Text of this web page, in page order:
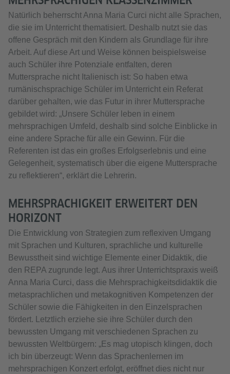
Natürlich beherrscht Anna Maria Curci nicht alle Sprachen,
die sie im Unterricht thematisiert. Deshalb nutzt sie das
offene Gespräch mit den Kindern als Grundlage für ihre
Arbeit. Auf diese Art und Weise können beispielsweise
auch Schüler ihre Potenziale entfalten, deren
Muttersprache nicht Italienisch ist: So haben etwa
rumänischsprachige Schüler im Unterricht ein Referat
darüber gehalten, wie das Futur in ihrer Muttersprache
gebildet wird: „Unsere Schüler leben in einem
mehrsprachigen Umfeld, deshalb sind solche Einblicke in
eine andere Sprache für alle ein Gewinn. Für die
Referenten ist das ein großes Erfolgserlebnis und eine
Gelegenheit, systematisch über die eigene Muttersprache
zu reflektieren“, erklärt die Lehrerin.
MEHRSPRACHIGKEIT ERWEITERT DEN
HORIZONT
Die Entwicklung von Strategien zum reflexiven Umgang
mit Sprachen und Kulturen, sprachliche und kulturelle
Bewusstheit sind wichtige Elemente einer Didaktik, die
den REPA zugrunde legt. Aus ihrer Unterrichtspraxis weiß
Anna Maria Curci, dass die Mehrsprachigkeitsdidaktik die
metasprachlichen und metakognitiven Kompetenzen der
Schüler sowie die Fähigkeiten in den Einzelsprachen
fördert. Letztlich erziehe sie ihre Schüler durch den
bewussten Umgang mit verschiedenen Sprachen zu
bewussten Weltbürgern: „Es mag utopisch klingen, doch
ich bin überzeugt: Wenn das Sprachenlernen im
mehrsprachigen Konzert erfolgt, eröffnet dies nicht nur